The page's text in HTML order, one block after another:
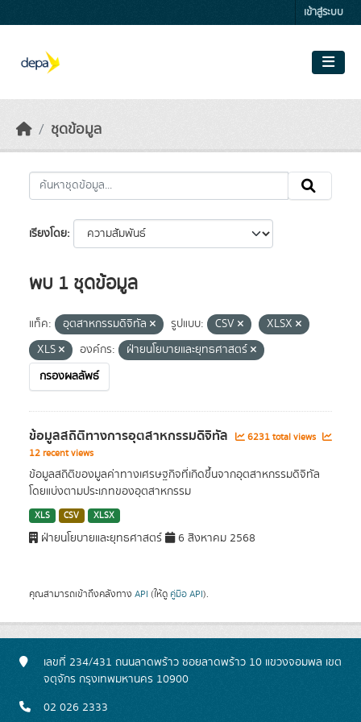
เข้าสู่ระบบ
ชุดข้อมูล
เรียงโดย
พบ 1 ชุดข้อมูล
แท็ค: อุตสาหกรรมดิจิทัล รูปแบบ: CSV
XLSX
XLS
องค์กร:
ฝ่ายนโยบายและยุทธศาสตร์
กรองผลลัพธ์
ข้อมูลสถิติทางการอุตสาหกรรมดิจิทัล
6231 total views
12 recent views
ข้อมูลสถิติของมูลค่าทางเศรษฐกิจที่เกิดขึ้นจากอุตสาหกรรมดิจิทัล
โดยแบ่งตามประเภทของอุตสาหกรรม
XLS CSV XLSX
ฝ่ายนโยบายและยุทธศาสตร์ 6 สิงหาคม 2568
คุณสามารถเข้าถึงคลังทาง API (ให้ดู คู่มือ API).
เลขที่ 234/431 ถนนลาดพร้าว ซอยลาดพร้าว 10 แขวงจอมพล เขต
จตุจักร กรุงเทพมหานคร 10900
02 026 2333